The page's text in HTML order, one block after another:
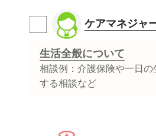
ケアマネジャ
生活全般について
相談例：介護保険や一日
する相談など